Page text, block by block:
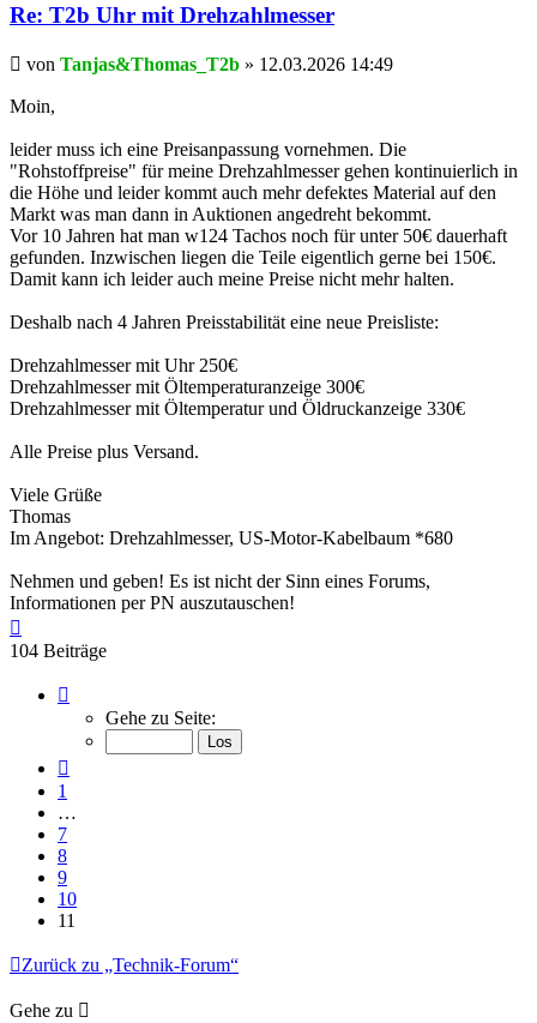
Re: T2b Uhr mit Drehzahlmesser
Beitrag
von Tanjas&Thomas_T2b » 12.03.2026 14:49
Moin,
leider muss ich eine Preisanpassung vornehmen. Die
"Rohstoffpreise" für meine Drehzahlmesser gehen kontinuierlich in
die Höhe und leider kommt auch mehr defektes Material auf den
Markt was man dann in Auktionen angedreht bekommt.
Vor 10 Jahren hat man w124 Tachos noch für unter 50€ dauerhaft
gefunden. Inzwischen liegen die Teile eigentlich gerne bei 150€.
Damit kann ich leider auch meine Preise nicht mehr halten.
Deshalb nach 4 Jahren Preisstabilität eine neue Preisliste:
Drehzahlmesser mit Uhr 250€
Drehzahlmesser mit Öltemperaturanzeige 300€
Drehzahlmesser mit Öltemperatur und Öldruckanzeige 330€
Alle Preise plus Versand.
Viele Grüße
Thomas
Im Angebot: Drehzahlmesser, US-Motor-Kabelbaum *680
Nehmen und geben! Es ist nicht der Sinn eines Forums,
Informationen per PN auszutauschen!
oben
104 Beiträge
11
von
Gehe zu Seite:
1
…
7
8
9
10
11
Zurück zu „Technik-Forum“
Gehe zu